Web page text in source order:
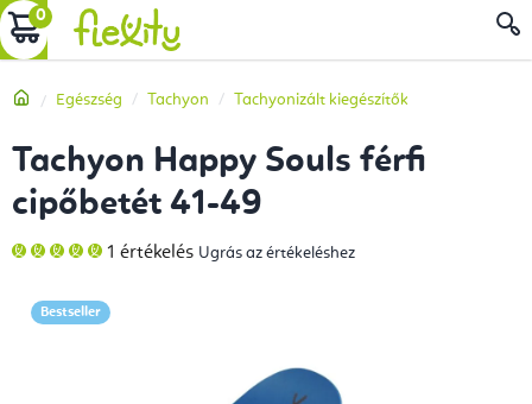
Ugrás
a
tartalomhoz
KOSÁR
Kezdőlap
Egészség Tachyon Tachyonizált kiegészítők
Tachyon Happy Souls férfi
cipőbetét 41-49
A
termék
5-
ből
1 értékelés Ugrás az értékeléshez
Bestseller